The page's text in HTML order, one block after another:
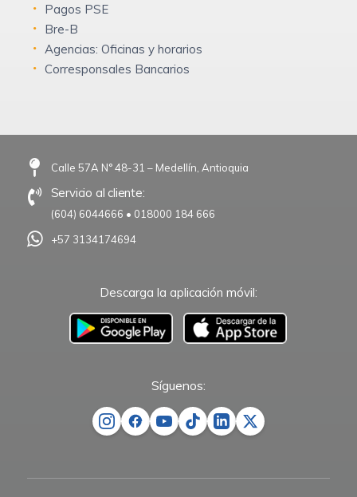
Pagos PSE
Bre-B
Agencias: Oficinas y horarios
Corresponsales Bancarios
Calle 57A N° 48-31 – Medellín, Antioquia
Servicio al cliente:
(604) 6044666 • 018000 184 666
+57 3134174694
Descarga la aplicación móvil:
–
Síguenos: